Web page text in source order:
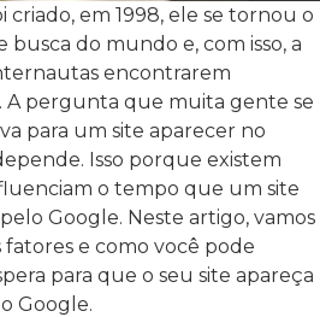
criado, em 1998, ele se tornou o
busca do mundo e, com isso, a
encontrarem
pergunta que muita gente se
para um site aparecer no
Isso porque existem
o tempo que um site
Google. Neste artigo, vamos
fatores e como você pode
para que o seu site apareça
Google.